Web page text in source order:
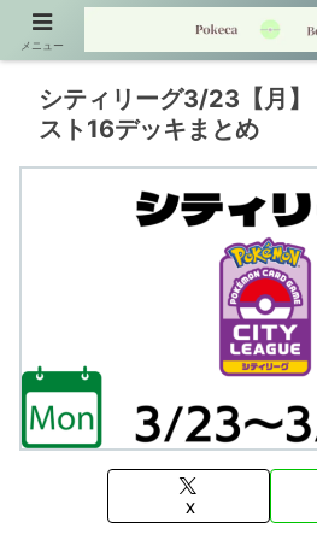
シティリーグ3/23【月
スト16デッキまとめ
X
メニュー